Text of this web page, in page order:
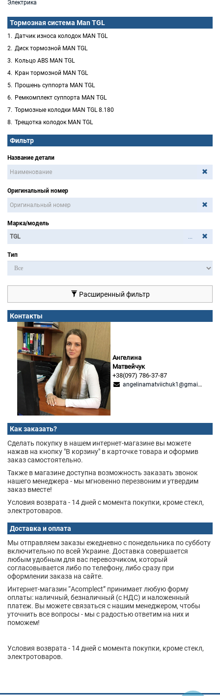
Электрика
Тормозная система Man TGL
Датчик износа колодок MAN TGL
Диск тормозной MAN TGL
Кольцо ABS MAN TGL
Кран тормозной MAN TGL
Прошень суппорта MAN TGL
Ремкомплект суппорта MAN TGL
Тормозные колодки MAN TGL 8.180
Трещотка колодок MAN TGL
Фильтр
Название детали
Оригинальный номер
Марка/модель
...
Тип
Расширенный фильтр
Контакты
Ангелина
Матвейчук
+38(097) 786-37-87
angelinamatviichuk1@gmail.com
Как заказать?
Сделать покупку в нашем интернет-магазине вы можете
нажав на кнопку "В корзину" в карточке товара и оформив
заказ самостоятельно.
Также в магазине доступна возможность заказать звонок
нашего менеджера - мы мгновенно перезвоним и утвердим
заказ вместе!
Условия возврата - 14 дней с момента покупки, кроме стекл,
электротоваров.
Доставка и оплата
Мы отправляем заказы ежедневно с понедельника по субботу
включительно по всей Украине. Доставка совершается
любым удобным для вас перевозчиком, который
согласовывается либо по телефону, либо сразу при
оформлении заказа на сайте.
Интернет-магазин “Acomplect” принимает любую форму
оплаты: наличный, безналичный (с НДС) и наложенный
платеж. Вы можете связаться с нашим менеджером, чтобы
уточнить все вопросы - мы с радостью ответим на них и
поможем!
Условия возврата - 14 дней с момента покупки, кроме стекл,
электротоваров.